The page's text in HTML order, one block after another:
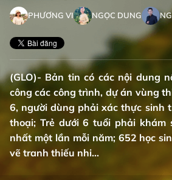
PHƯƠNG VI NGỌC DUNG
(GLO)- Bản tin có các nội dung
công các công trình, dự án vùng
6, người dùng phải xác thực sinh
thoại; Trẻ dưới 6 tuổi phải khám
nhất một lần mỗi năm; 652 học
vẽ tranh thiếu nhi...